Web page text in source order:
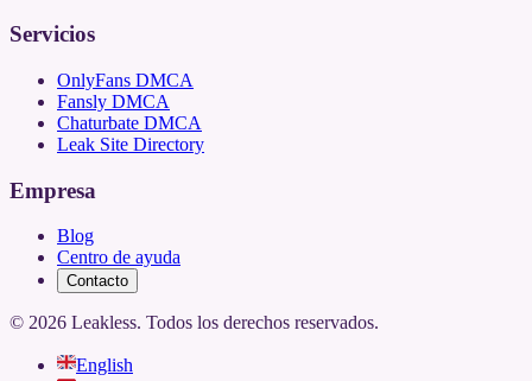
Servicios
OnlyFans DMCA
Fansly DMCA
Chaturbate DMCA
Leak Site Directory
Empresa
Blog
Centro de ayuda
Contacto
© 2026 Leakless. Todos los derechos reservados.
English